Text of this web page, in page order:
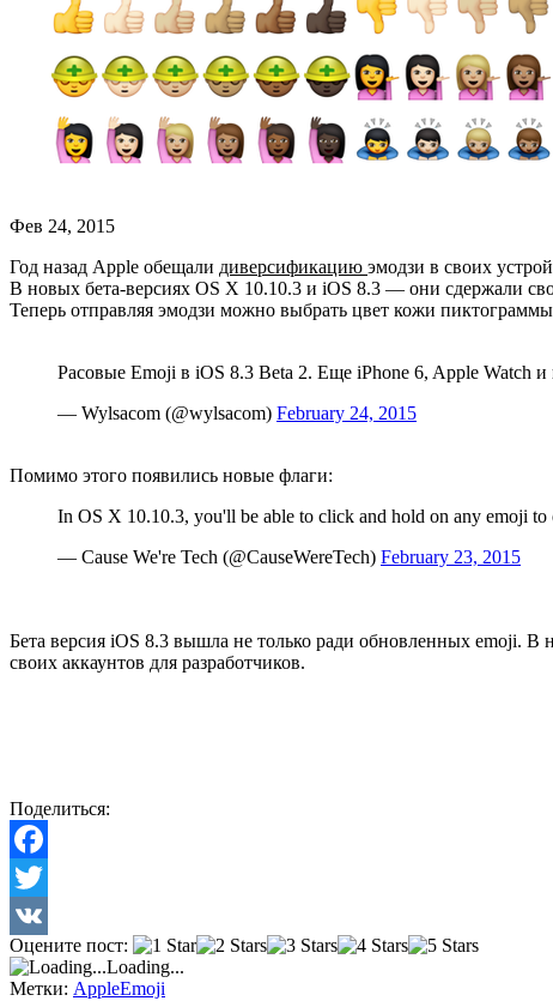
Фев 24, 2015
Год назад Apple обещали диверсификацию эмодзи в своих
В новых бета-версиях OS X 10.10.3 и iOS 8.3 — они сдержали
Теперь отправляя эмодзи можно выбрать цвет кожи
Расовые Emoji в iOS 8.3 Beta 2. Еще iPhone 6, Apple Watch и
— Wylsacom (@wylsacom) February 24, 2015
Помимо этого появились новые флаги:
In OS X 10.10.3, you'll be able to click and hold on any emoji to
— Cause We're Tech (@CauseWereTech) February 23, 2015
Бета версия iOS 8.3 вышла не только ради обновленных emoji. В
своих аккаунтов для разработчиков.
Поделиться:
Facebook
Twitter
VK
Оцените пост:
Loading...
Метки: AppleEmoji